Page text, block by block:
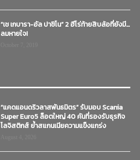
“เช เกบารา-อัล ปาชิโน” 2 ฮีโร่ท้ายสิบล้อที่ยังมี…
ลมหายใจ!
“แคดแอนดริวลาสพันธมิตร” รับมอบ Scania
Super Euro5 ล็อตใหญ่ 40 คันที่รองรับธุรกิจ
โลจิสติกส์ ย้ำสแกนเนียความแข็งแกร่ง